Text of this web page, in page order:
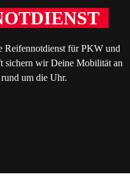
für PKW und
sichern wir Deine Mobilität an
rund um die Uhr.